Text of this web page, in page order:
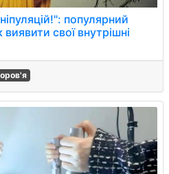
популярний
свої внутрішні